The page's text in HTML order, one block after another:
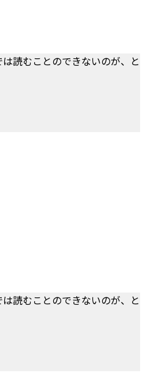
読むことのできないのが、と
読むことのできないのが、と